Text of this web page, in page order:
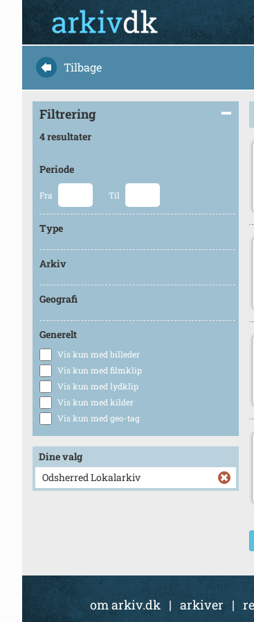
Tilbage
Filtrering
4 resultater
Periode
Fra Til
Type
Arkiv
Geografi
Generelt
Vis kun med billeder
Vis kun med filmklip
Vis kun med lydklip
Vis kun med kilder
Vis kun med geo-tag
Dine valg
Odsherred Lokalarkiv
om arkiv.dk | arkiver|